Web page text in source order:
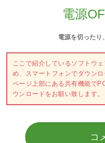
電源
電源を切ったり
ここで紹介しているソフトウ
め、スマートフォンでダウン
ページ上部にある共有機能で
ウンロードをお願い致します。
コ